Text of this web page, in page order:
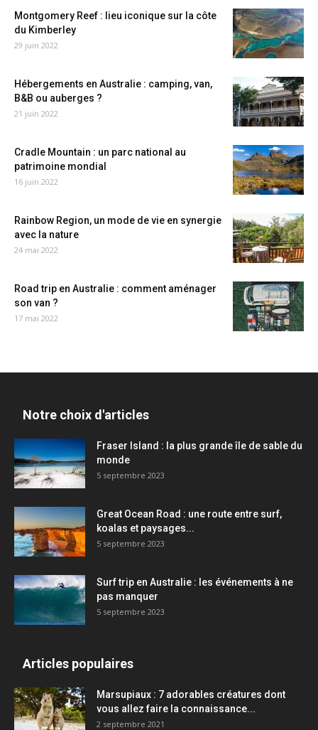
Montgomery Reef : lieu iconique sur la côte
du Kimberley
29 juin 2022
Hébergements en Australie : camping, van,
B&B ou auberges ?
21 juin 2022
Cradle Mountain : un parc national au
patrimoine mondial
16 juin 2022
Rainbow Region, un mode de vie en synergie
avec la nature
24 mai 2022
Road trip en Australie : comment aménager
son van ?
17 mai 2022
Notre choix d'articles
Fraser Island : la plus grande île de sable du
monde
5 septembre 2023
Great Ocean Road : une route entre surf,
koalas et paysages...
5 septembre 2023
Surf trip en Australie : les événements à ne
pas manquer
5 septembre 2023
Articles populaires
Marsupiaux : 7 adorables créatures dont
vous allez faire la connaissance...
2 septembre 2021